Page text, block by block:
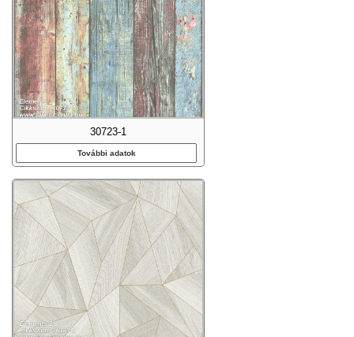
30723-1
További adatok